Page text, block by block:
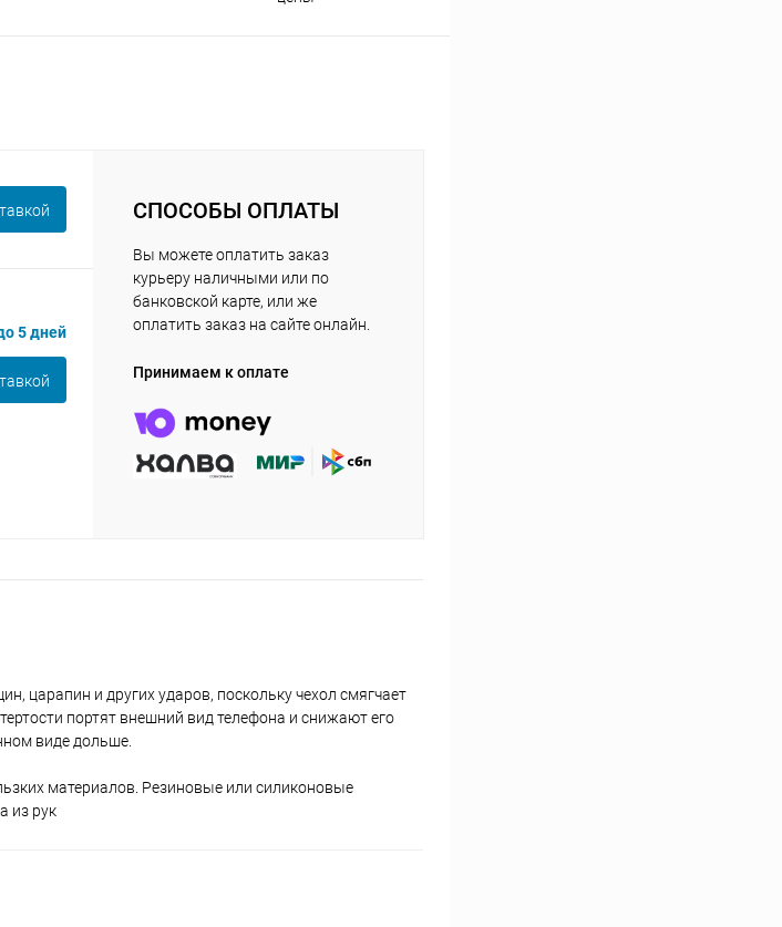
5 дней
СПОСОБЫ ОПЛАТЫ
Вы можете оплатить заказ
курьеру наличными или по
банковской карте, или же
оплатить заказ на сайте онлайн.
Принимаем к оплате
царапин и других ударов, поскольку чехол смягчает
портят внешний вид телефона и снижают его
виде дольше.
материалов. Резиновые или силиконовые
из рук
25
302-02-51